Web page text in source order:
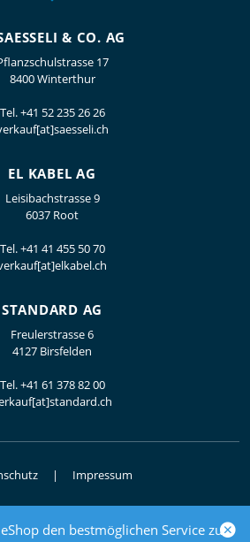
den bestmöglichen Service zu
& CO. AG
17
8400 Winterthur
Tel.+41 52 235 26 26
EL KABEL AG
Leisibachstrasse 9
6037 Root
Tel.+41 41 455 50 70
STANDARD AG
Freulerstrasse 6
4127 Birsfelden
Tel.+41 61 378 82 00
Impressum